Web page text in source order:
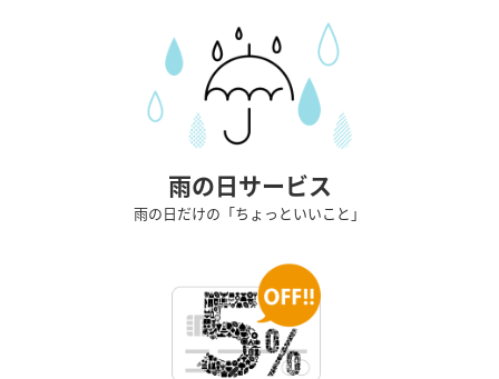
雨の日サービス
雨の日だけの「ちょっといいこと」